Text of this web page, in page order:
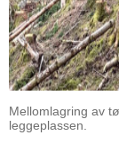
Mellomlagring av
leggeplassen.